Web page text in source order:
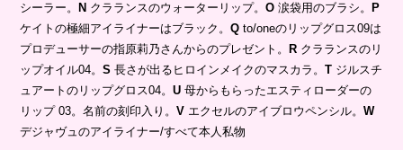
シーラー。
N クラランスのウォーターリップ。O 涙袋用のブラシ。
P
ケイトの極細アイライナーはブラック。Q to/oneのリップグロス09は
プロデューサーの指原莉乃さんからのプレゼント。
R クラランスのリ
ップオイル04。S 長さが出るヒロインメイクのマスカラ。T ジルスチ
ュアートのリップグロス04。U 母からもらったエスティローダーの
リップ 03。名前の刻印入り。V エクセルのアイブロウペンシル。W
デジャヴュのアイライナー/すべて本人私物